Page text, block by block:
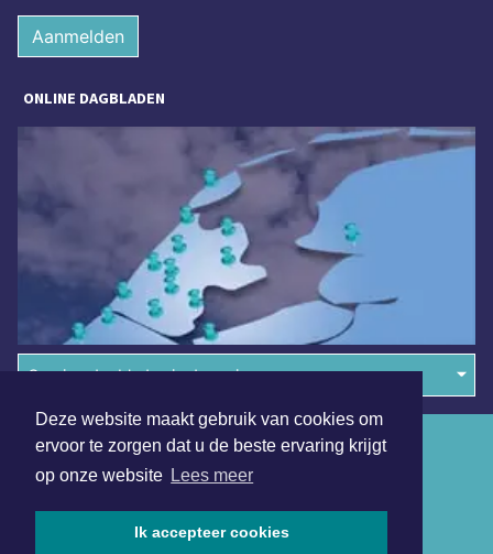
Deze website maakt gebruik van cookies om
ervoor te zorgen dat u de beste ervaring krijgt
op onze website Lees meer
Ik accepteer cookies
Aanmelden
ONLINE DAGBLADEN
Overige dagbladen in de regio
Algemene voorwaarden
Disclaimer